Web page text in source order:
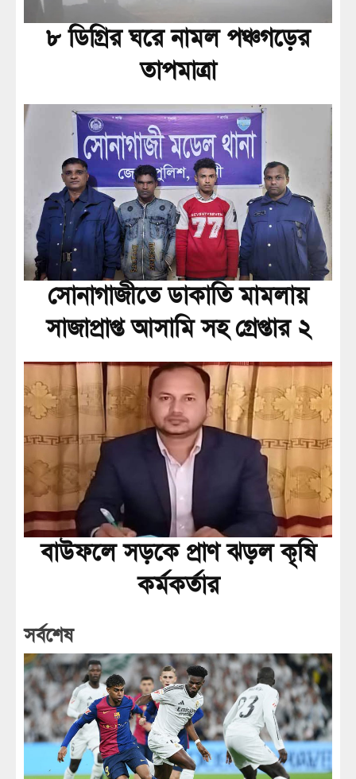
৮ ডিগ্রির ঘরে নামল পঞ্চগড়ের
তাপমাত্রা
সোনাগাজীতে ডাকাতি মামলায়
সাজাপ্রাপ্ত আসামি সহ গ্রেপ্তার ২
বাউফলে সড়কে প্রাণ ঝড়ল কৃষি
কর্মকর্তার
সর্বশেষ